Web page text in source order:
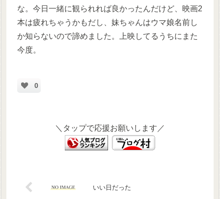
な。今日一緒に観られれば良かったんだけど、映画2
本は疲れちゃうかもだし、妹ちゃんはウマ娘名前し
か知らないので諦めました。上映してるうちにまた
今度。
0
＼タップで応援お願いします／
いい日だった